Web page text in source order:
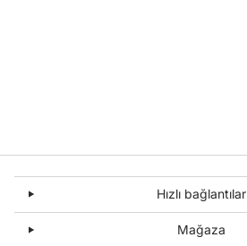
Hızlı bağlantılar
Mağaza